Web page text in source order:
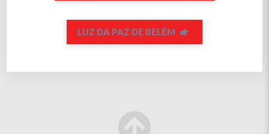
LUZ DA PAZ DE BELÉM